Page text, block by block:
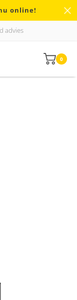
online!
advies
0